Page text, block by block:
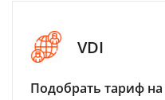
VDI
Подобрать тариф